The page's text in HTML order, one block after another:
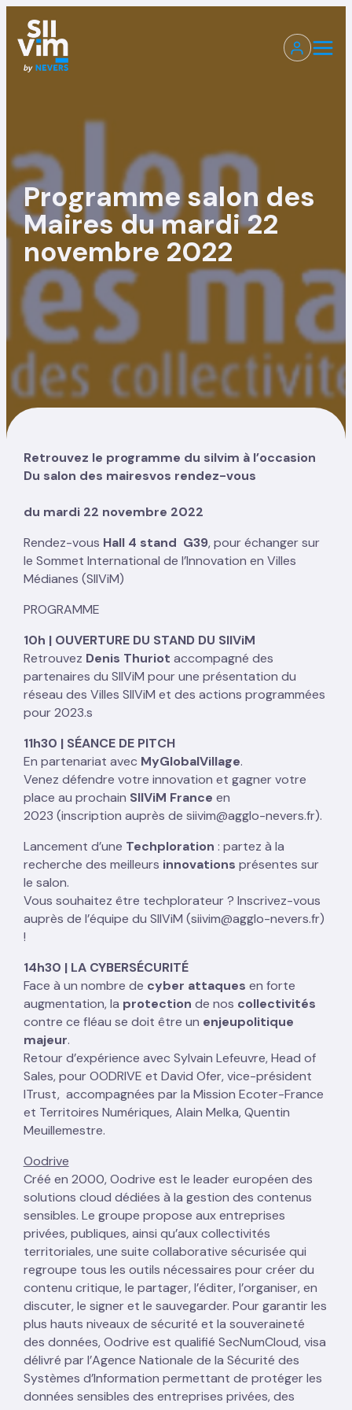
Programme salon des
Maires du mardi 22
novembre 2022
Retrouvez le programme du siIvim à l’occasion
Du salon des mairesvos rendez-vous
du mardi 22 novembre 2022
Rendez-vous Hall 4 stand G39, pour échanger sur
le Sommet International de l’Innovation en Villes
Médianes (SIIViM)
PROGRAMME
10h | OUVERTURE DU STAND DU SIIViM
Retrouvez Denis Thuriot accompagné des
partenaires du SIIViM pour une présentation du
réseau des Villes SIIViM et des actions programmées
pour 2023.s
11h30 | SÉANCE DE PITCH
En partenariat avec MyGlobalVillage.
Venez défendre votre innovation et gagner votre
place au prochain SIIViM France en
2023 (inscription auprès de siivim@agglo-nevers.fr).
Lancement d’une Techploration : partez à la
recherche des meilleurs innovations présentes sur
le salon.
Vous souhaitez être techplorateur ? Inscrivez-vous
auprès de l’équipe du SIIViM (siivim@agglo-nevers.fr)
!
14h30 | LA CYBERSÉCURITÉ
Face à un nombre de cyber attaques en forte
augmentation, la protection de nos collectivités
contre ce fléau se doit être un enjeupolitique
majeur.
Retour d’expérience avec Sylvain Lefeuvre, Head of
Sales, pour OODRIVE et David Ofer, vice-président
ITrust, accompagnées par la Mission Ecoter-France
et Territoires Numériques, Alain Melka, Quentin
Meuillemestre.
Oodrive
Créé en 2000, Oodrive est le leader européen des
solutions cloud dédiées à la gestion des contenus
sensibles. Le groupe propose aux entreprises
privées, publiques, ainsi qu’aux collectivités
territoriales, une suite collaborative sécurisée qui
regroupe tous les outils nécessaires pour créer du
contenu critique, le partager, l’éditer, l’organiser, en
discuter, le signer et le sauvegarder. Pour garantir les
plus hauts niveaux de sécurité et la souveraineté
des données, Oodrive est qualifié SecNumCloud, visa
délivré par l’Agence Nationale de la Sécurité des
Systèmes d’Information permettant de protéger les
données sensibles des entreprises privées, des